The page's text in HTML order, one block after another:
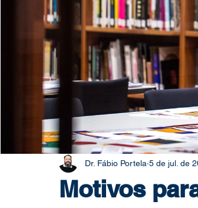
Psicologia do Estudo Projeto de Pesquisa
Pesquisa Acadêmica Direito e Tecnologia
Motivos
Dr. Fábio Portela 5 de jul. de